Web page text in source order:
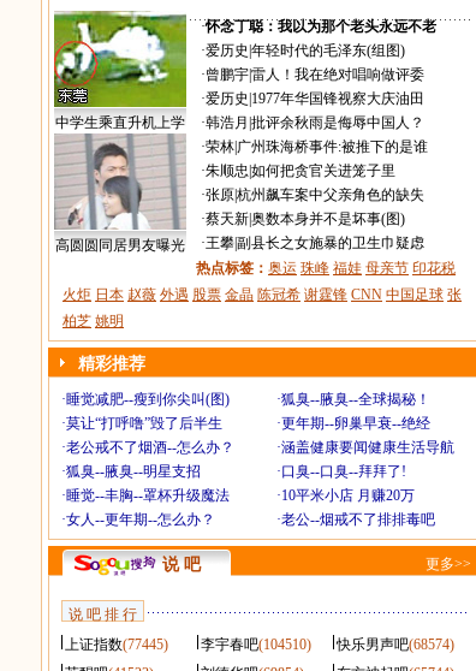
中学生乘直升机上学
高圆圆同居男友曝光
·怀念丁聪：我以为那个老头永远不老
·爱历史 年轻时代的毛泽东(组图)
·曾鹏宇|雷人！我在绝对唱响做评委
·爱历史 1977年华国锋视察大庆油田
·韩浩月 批评余秋雨是侮辱中国人？
·荣林| 广州珠海桥事件:被推下的是谁
·朱顺忠 如何把贪官关进笼子里
·张原|杭州飙车案中父亲角色的缺失
·蔡天新|奥数本身并不是坏事(图)
·王攀|副县长之女施暴的卫生巾疑虑
热点标签： 奥运 珠峰 福娃 母亲节 印花税
火炬 日本 赵薇 外遇 股票 金晶 陈冠希 谢霆锋 CNN 中国足球 张
柏芝 姚明
精彩推荐
·睡觉减肥--瘦到你尖叫(图) ·狐臭--腋臭--全球揭秘！
·莫让“打呼噜”毁了后半生 ·更年期--卵巢早衰--绝经
·老公戒不了烟酒--怎么办？ ·涵盖健康要闻健康生活导航
·狐臭--腋臭--明星支招 ·口臭--口臭--拜拜了!
·睡觉--丰胸--罩杯升级魔法 ·10平米小店 月赚20万
·女人--更年期--怎么办？ ·老公--烟戒不了排排毒吧
说 吧 更多>>
说 吧 排 行
上证指数(77445) 李宇春吧(104510) 快乐男声吧(68574)